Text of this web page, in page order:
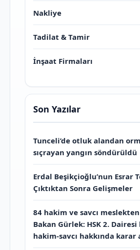
Nakliye
Tadilat & Tamir
İnşaat Firmaları
Son Yazılar
Tunceli’de otluk alandan
sıçrayan yangın söndürüldü
Erdal Beşikçioğlu’nun Esrar
Çıktıktan Sonra Gelişmeler
84 hakim ve savcı meslekten
Bakan Gürlek: HSK 2. Dairesi
hakim-savcı hakkında karar